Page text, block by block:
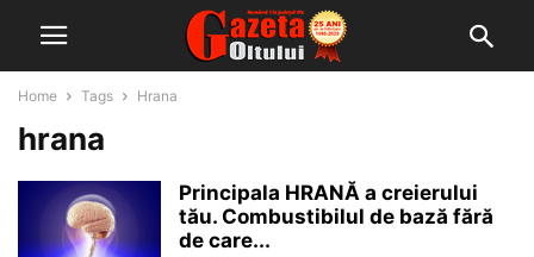
Home Tags Hrana
hrana
Principala HRANĂ a creierului
tău. Combustibilul de bază fără
de care...